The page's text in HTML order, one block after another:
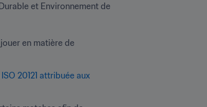
et Environnement de
en matière de
20121 attribuée aux